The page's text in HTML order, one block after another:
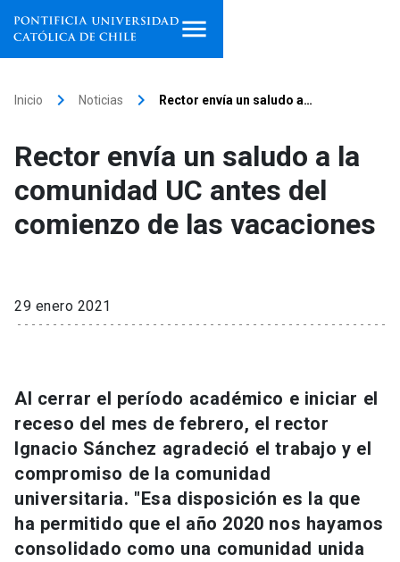
Facultades, escuelas e
institutos
Investigación
Extensión
Universidad
Información para keyboard_arrow_down
Futuros estudiantes
Estudiantes
Go to english site launch
ACCESOS DIRECTOS
Inicio keyboard_arrow_right Noticias keyboard_arrow_right Rector envía un saludo a…
Rector envía un saludo a la
comunidad UC antes del
comienzo de las vacaciones
29 enero 2021
Al cerrar el período académico e iniciar el
receso del mes de febrero, el rector
Ignacio Sánchez agradeció el trabajo y el
compromiso de la comunidad
universitaria. "Esa disposición es la que
ha permitido que el año 2020 nos hayamos
consolidado como una comunidad unida